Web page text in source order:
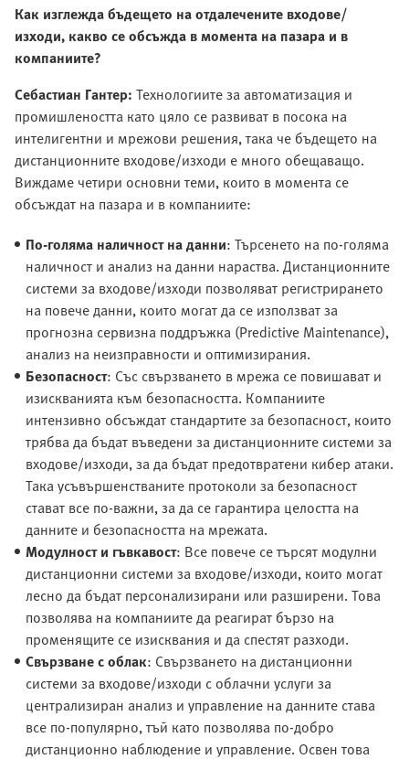
Как изглежда бъдещето на отдалечените входове/
изходи, какво се обсъжда в момента на пазара и в
компаниите?
Себастиан Гантер: Технологиите за автоматизация и
промишлеността като цяло се развиват в посока на
интелигентни и мрежови решения, така че бъдещето на
дистанционните входове/изходи е много обещаващо.
Виждаме четири основни теми, които в момента се
обсъждат на пазара и в компаниите:
По-голяма наличност на данни: Търсенето на по-голяма
наличност и анализ на данни нараства. Дистанционните
системи за входове/изходи позволяват регистрирането
на повече данни, които могат да се използват за
прогнозна сервизна поддръжка (Predictive Maintenance),
анализ на неизправности и оптимизирания.
Безопасност: Със свързването в мрежа се повишават и
изискванията към безопасността. Компаниите
интензивно обсъждат стандартите за безопасност, които
трябва да бъдат въведени за дистанционните системи за
входове/изходи, за да бъдат предотвратени кибер атаки.
Така усъвършенстваните протоколи за безопасност
стават все по-важни, за да се гарантира целостта на
данните и безопасността на мрежата.
Модулност и гъвкавост: Все повече се търсят модулни
дистанционни системи за входове/изходи, които могат
лесно да бъдат персонализирани или разширени. Това
позволява на компаниите да реагират бързо на
променящите се изисквания и да спестят разходи.
Свързване с облак: Свързването на дистанционни
системи за входове/изходи с облачни услуги за
централизиран анализ и управление на данните става
все по-популярно, тъй като позволява по-добро
дистанционно наблюдение и управление. Освен това